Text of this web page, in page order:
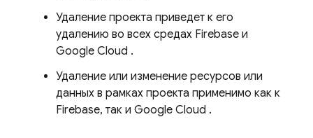
Удаление проекта приведет к его
удалению во всех средах Firebase и
Google Cloud .
Удаление или изменение ресурсов или
данных в рамках проекта применимо как к
Firebase, так и Google Cloud .